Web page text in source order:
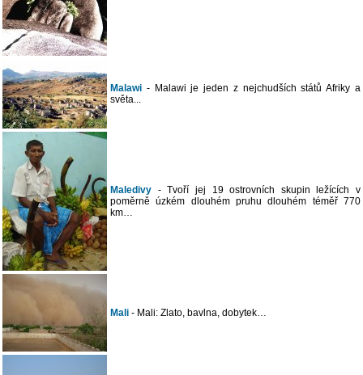
Malawi - Malawi je jeden z nejchudších států Afriky a
světa...
Maledivy - Tvoří jej 19 ostrovních skupin ležících v
poměrně úzkém dlouhém pruhu dlouhém téměř 770
km…
Mali - Mali: Zlato, bavlna, dobytek…